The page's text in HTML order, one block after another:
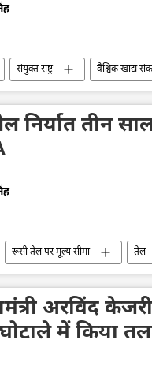
संयुक्त राष्ट्र वैश्विक खाद्य
निर्यात तीन
रूसी तेल पर मूल्य सीमा तेल
निर्यात आयात
अरविंद
में किया